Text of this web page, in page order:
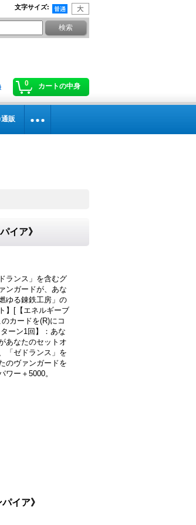
文字サイズ:
0 カートの中身
販
イア》
ランス」を含むグ
ンガードが、あな
ゆる錬鉄工房」の
】[【エネルギーブ
カードを(R)にコ
ーン1回】：あな
あなたのセットオ
「ゼドランス」を
のヴァンガードを
ワー＋5000。
イア》